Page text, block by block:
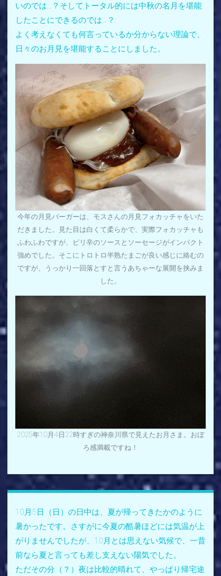
いのでは…？そしてトータル的には中秋の名月を堪能
したことにできるのでは…？
よく考えなくても何言っているか分からない理論で、
日々のお月見を堪能することにしました。
今年の月見バーガーは、モスさんの月見フォカッチャをいた
だきました。見た目は白くて柔らかで、実際フォカッチャも
ふわふわですが、ピリ辛のソースとソーセージがインパクト
強めでした。そこにトロトロ半熟たまごが良い感じに絡むの
ですが、うっかり一回落とすと言うあちゃーな展開を挟みま
した。
2025年10月4日22時すぎの神奈川県で見えたお月さま。おぼ
ろ感満載ですね！
10月5日（日）の日中は、夏が帰ってきたかのように
暑かったです。さすがに今夏の酷暑ほどには気温が上
がりませんでしたが、10月とは思えない気候で、一昔
前なら夏と言っても差し支えない陽気でした。
ただその分（？）夜は比較的晴れて、やっぱり帰宅途